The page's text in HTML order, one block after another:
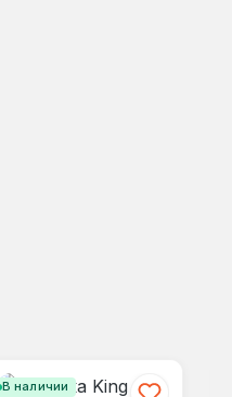
В наличии